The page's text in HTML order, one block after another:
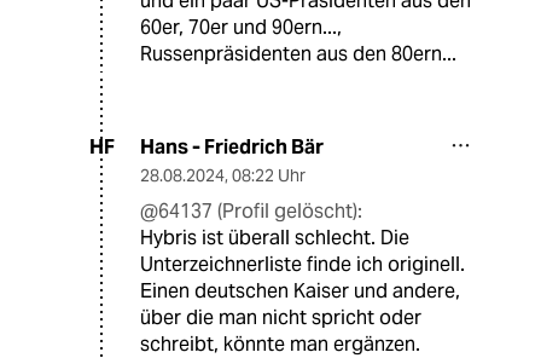
60er, 70er und 90ern...,
Russenpräsidenten aus den 80ern...
HF Hans - Friedrich Bär
28.08.2024, 08:22 Uhr
@64137 (Profil gelöscht):
Hybris ist überall schlecht. Die
Unterzeichnerliste finde ich originell.
Einen deutschen Kaiser und andere,
über die man nicht spricht oder
schreibt, könnte man ergänzen.